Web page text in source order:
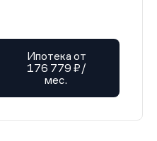
Ипотека от
176 779 ₽/
мес.